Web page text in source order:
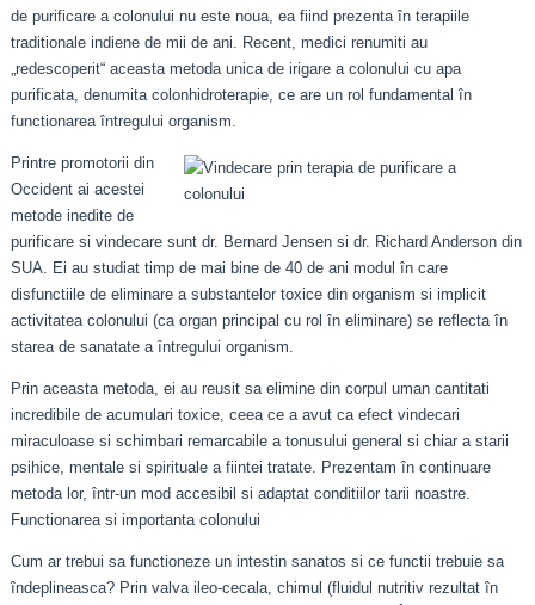
de purificare a colonului nu este noua, ea fiind prezenta în terapiile
traditionale indiene de mii de ani. Recent, medici renumiti au
„redescoperit“ aceasta metoda unica de irigare a colonului cu apa
purificata, denumita colonhidroterapie, ce are un rol fundamental în
functionarea întregului organism.
Printre promotorii din
Occident ai acestei
metode inedite de
purificare si vindecare sunt dr. Bernard Jensen si dr. Richard Anderson din
SUA. Ei au studiat timp de mai bine de 40 de ani modul în care
disfunctiile de eliminare a substantelor toxice din organism si implicit
activitatea colonului (ca organ principal cu rol în eliminare) se reflecta în
starea de sanatate a întregului organism.
Prin aceasta metoda, ei au reusit sa elimine din corpul uman cantitati
incredibile de acumulari toxice, ceea ce a avut ca efect vindecari
miraculoase si schimbari remarcabile a tonusului general si chiar a starii
psihice, mentale si spirituale a fiintei tratate. Prezentam în continuare
metoda lor, într-un mod accesibil si adaptat conditiilor tarii noastre.
Functionarea si importanta colonului
Cum ar trebui sa functioneze un intestin sanatos si ce functii trebuie sa
îndeplineasca? Prin valva ileo-cecala, chimul (fluidul nutritiv rezultat în